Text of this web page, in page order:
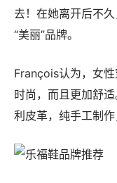
去！在她离开后不
“美丽”品牌。
François认为，女性
时尚，而且更加舒
利皮革，纯手工制作